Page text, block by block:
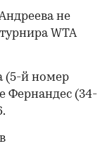
не
WTA
(5-й номер
Фернандес (34-